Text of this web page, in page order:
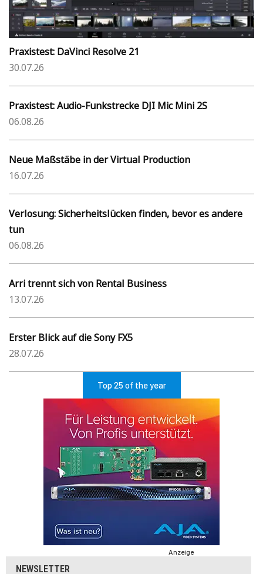
Praxistest: DaVinci Resolve 21
30.07.26
Praxistest: Audio-Funkstrecke DJI Mic Mini 2S
06.08.26
Neue Maßstäbe in der Virtual Production
16.07.26
Verlosung: Sicherheitslücken finden, bevor es andere
tun
06.08.26
Arri trennt sich von Rental Business
13.07.26
Erster Blick auf die Sony FX5
28.07.26
Top 25 of the year
Anzeige
NEWSLETTER